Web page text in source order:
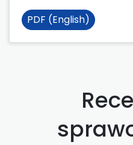
PDF (English)